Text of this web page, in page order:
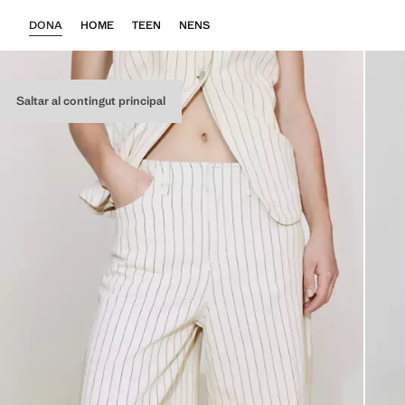
Saltar al contingut principal
DONA HOME TEEN NENS